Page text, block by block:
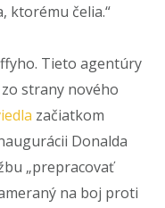
ktorému čelia.“
Tieto agentúry
strany nového
začiatkom
Donalda
„prepracovať
na boj proti